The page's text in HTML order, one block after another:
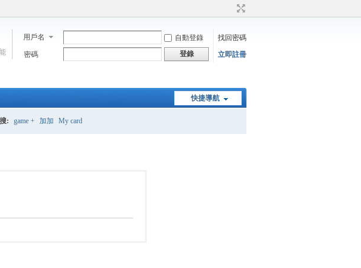
用戶名 自動登錄
找回密碼
密碼
登錄 立即註冊
快捷導航
: game + 加加 My card